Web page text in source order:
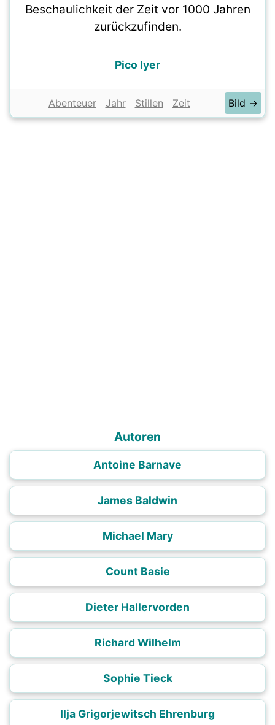
Beschaulichkeit der Zeit vor 1000 Jahren
zurückzufinden.
Pico Iyer
Abenteuer Jahr Stillen Zeit Bild →
Autoren
Antoine Barnave
James Baldwin
Michael Mary
Count Basie
Dieter Hallervorden
Richard Wilhelm
Sophie Tieck
Ilja Grigorjewitsch Ehrenburg